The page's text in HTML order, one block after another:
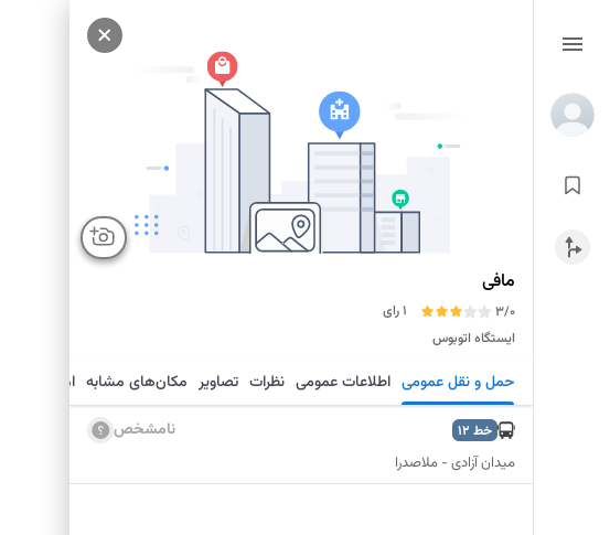
مافی
3/0
1 رای
ایستگاه اتوبوس
حمل و نقل عمومی اطلاعات عمومی نظرات تصاویر مکان‌های مشابه امکانات نزدیک
خط 12 نامشخص
میدان آزادی - ملاصدرا